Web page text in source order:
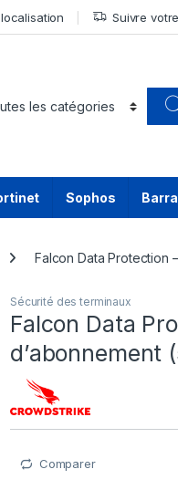
Suivre
Sophos
Falcon Data Protection
Sécurité des terminaux
Falcon Data
d’abonnement
Comparer